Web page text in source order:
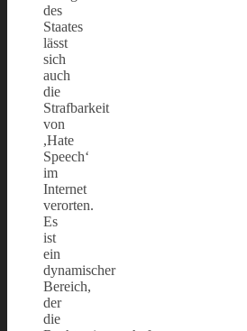
des
Staates
lässt
sich
auch
die
Strafbarkeit
von
,Hate
Speech‘
im
Internet
verorten.
Es
ist
ein
dynamischer
Bereich,
der
die